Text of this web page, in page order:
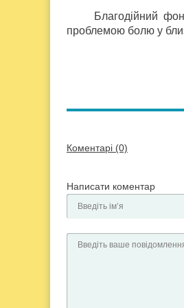
Благодійний
проблемою болю у
Коментарі (0)
Написати коментар